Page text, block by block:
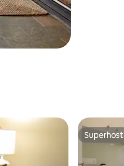
Superhost
Superhost